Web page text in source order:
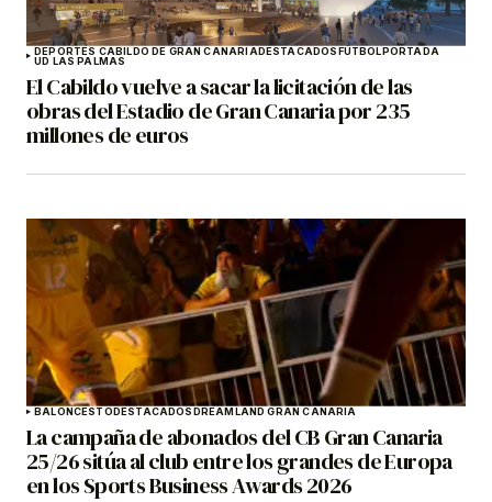
DEPORTES CABILDO DE GRAN CANARIADESTACADOSFÚTBOLPORTADA
UD LAS PALMAS
El Cabildo vuelve a sacar la licitación de las
obras del Estadio de Gran Canaria por 235
millones de euros
BALONCESTODESTACADOSDREAMLAND GRAN CANARIA
La campaña de abonados del CB Gran Canaria
25/26 sitúa al club entre los grandes de Europa
en los Sports Business Awards 2026